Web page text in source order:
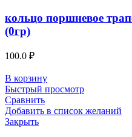
кольцо поршневое
(0гр)
100.0 ₽
В корзину
Быстрый просмотр
Сравнить
Добавить в список желаний
Закрыть